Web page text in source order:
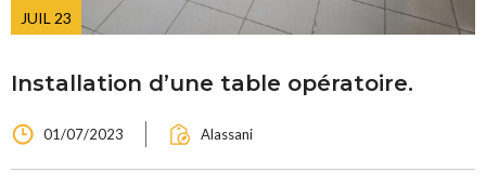
JUIL 23
Installation d’une table opératoire.
01/07/2023 Alassani